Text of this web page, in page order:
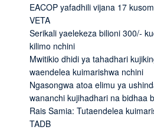
EACOP yafadhili vijana 17
VETA
Serikali yaelekeza bilioni 300/-
kilimo nchini
Mwitikio dhidi ya tahadhari
waendelea kuimarishwa nchini
Ngasongwa atoa elimu ya
wananchi kujihadhari na bidhaa
Rais Samia: Tutaendelea
TADB